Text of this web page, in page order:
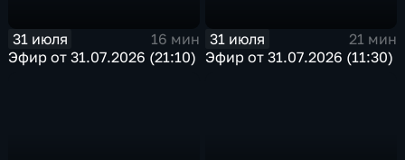
31 июля
16 мин
Эфир от 31.07.2026 (21:10)
31 июля
21 мин
Эфир от 31.07.2026 (11:30)